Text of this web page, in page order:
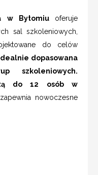
w Bytomiu oferuje
sal szkoleniowych,
do celów
dopasowana
szkoleniowych.
do 12 osób w
nowoczesne